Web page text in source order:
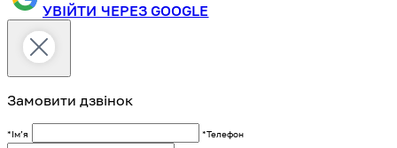
УВІЙТИ ЧЕРЕЗ GOOGLE
Замовити дзвінок
*Імʼя *Телефон